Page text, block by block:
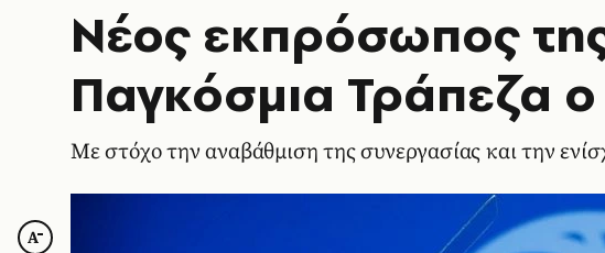
Νέος εκπρόσωπος
Παγκόσμια Τράπεζα
Με στόχο την αναβάθμιση της συνεργασίας και την